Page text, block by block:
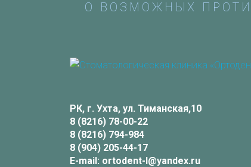
О ВОЗМОЖНЫХ
РК, г. Ухта, ул. Тиманская,10
8 (8216) 78-00-22
8 (8216) 794-984
8 (904) 205-44-17
E-mail: ortodent-l@yandex.ru